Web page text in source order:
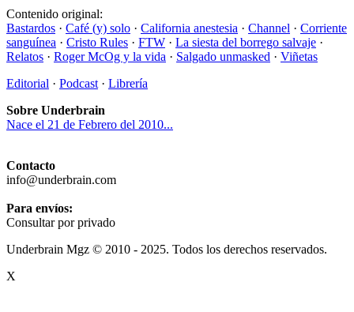
Contenido original:
Bastardos · Café (y) solo · California anestesia · Channel · Corriente
sanguínea · Cristo Rules · FTW · La siesta del borrego salvaje ·
Relatos · Roger McOg y la vida · Salgado unmasked · Viñetas
Editorial · Podcast · Librería
Sobre Underbrain
Nace el 21 de Febrero del 2010...
Contacto
info@underbrain.com
Para envíos:
Consultar por privado
Underbrain Mgz © 2010 - 2025. Todos los derechos reservados.
X